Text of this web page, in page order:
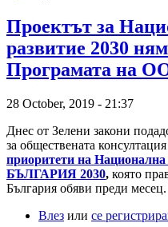
Проектът за
развитие 2030
Програмата на
28 October, 2019 - 21:37
Днес от Зелени закони
за обществената
приоритети на Национална
БЪЛГАРИЯ 2030, която
България обяви преди месец.
Влез или се